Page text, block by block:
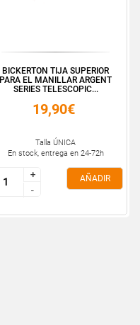
BICKERTON TIJA SUPERIOR
PARA EL MANILLAR ARGENT
SERIES TELESCOPIC...
19,90€
Talla ÚNICA
En stock, entrega en 24-72h
+
-
+
-
AÑADIR